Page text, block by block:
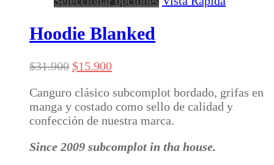
se
pueden
elegir
en
la
Hoodie Blanked
$31.900 El
original
era:
$31.900.
$15.900El
actual
es:
$15.900.
Canguro clásico subcomplot bordado, grifas en
manga y costado como sello de calidad y
confección de nuestra marca.
Since 2009 subcomplot in tha house.